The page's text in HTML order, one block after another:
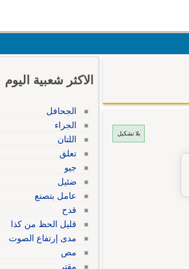
بلا تشكيل
الاكثر شعبية اليوم
الجحافل
الجراء
اللتان
تعلق
جيو
ضئيل
عامل بتصنع
قدح
قليل الحظ من كذا
مدى إرتفاع الصوت
مص
مقتر